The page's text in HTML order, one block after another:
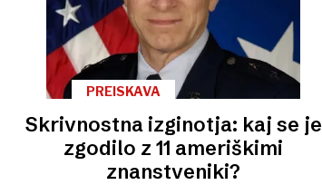
PREISKAVA
Skrivnostna izginotja: kaj se je
zgodilo z 11 ameriškimi
znanstveniki?